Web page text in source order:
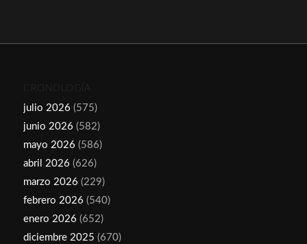
CRONOLOGÍA
julio 2026 (575)
junio 2026 (582)
mayo 2026 (586)
abril 2026 (626)
marzo 2026 (229)
febrero 2026 (540)
enero 2026 (652)
diciembre 2025 (670)